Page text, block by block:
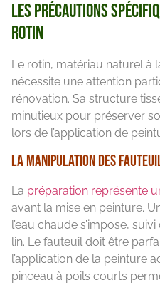
Les précautions
rotin
Le rotin, matériau naturel à
nécessite une attention
rénovation. Sa structure
minutieux pour préserver
lors de l’application de
La manipulation des
La préparation représente
avant la mise en peinture.
l’eau chaude s’impose,
lin. Le fauteuil doit être
l’application de la peinture
pinceau à poils courts